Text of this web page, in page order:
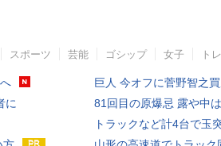
スポーツ 芸能 ゴシップ 女子 ト
に
巨人 今オフに菅野智之
81回目の原爆忌 露や中
トラックなど計4台で玉